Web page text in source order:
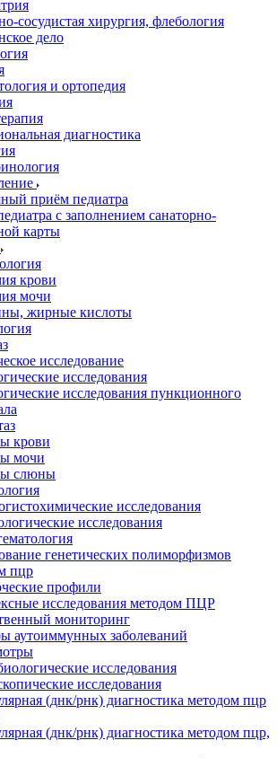
сосудистая хирургия, флебология
дело
и ортопедия
диагностика
приём педиатра
с заполнением санаторно-
карты
крови
мочи
жирные кислоты
исследование
исследования
исследования пункционного
крови
мочи
слюны
исследования
исследования
генетических полиморфизмов
пцр
профили
исследования методом ПЦР
мониторинг
аутоиммунных заболеваний
исследования
исследования
(днк/рнк) диагностика методом пцр
(днк/рнк) диагностика методом пцр,